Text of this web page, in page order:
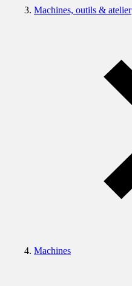
Machines, outils & atelier
Machines